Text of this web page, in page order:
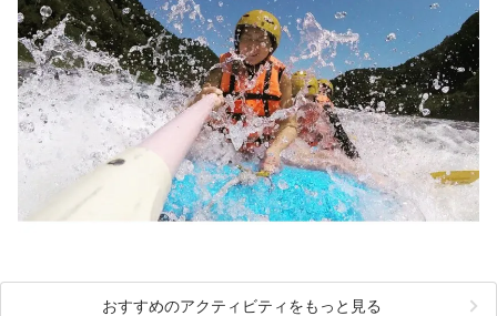
おすすめのアクティビティをもっと見る